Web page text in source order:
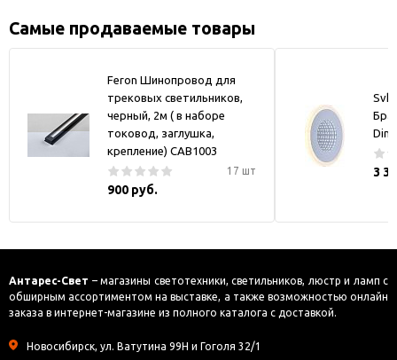
Самые продаваемые товары
Feron Шинопровод для
трековых светильников,
черный, 2м ( в наборе
токовод, заглушка,
крепление) CAB1003
17 шт
900 руб.
Бра
3
Антарес-Свет – магазины светотехники, светильников, люстр и ламп с
обширным ассортиментом на выставке, а также возможностью онлайн
заказа в интернет-магазине из полного каталога с доставкой.
Новосибирск, ул. Ватутина 99Н и Гоголя 32/1